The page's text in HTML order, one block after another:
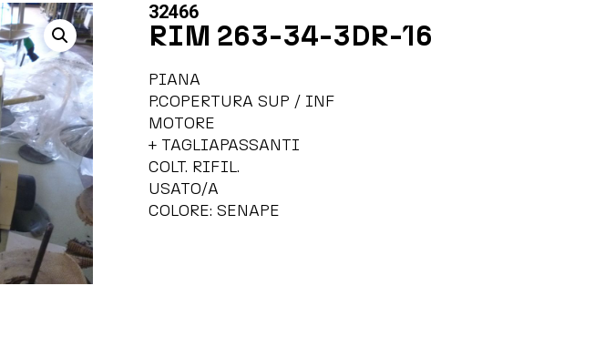
32466
RIM 263-34-3DR-16
PIANA
P.COPERTURA SUP / INF
MOTORE
+ TAGLIAPASSANTI
COLT. RIFIL.
USATO/A
COLORE: SENAPE